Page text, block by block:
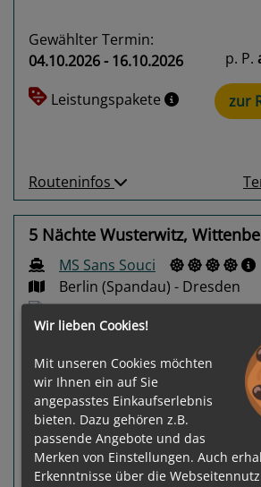
Gewählter Termin:
04.10.2026 - 16.10.2026
Leistungspakete
p. P.
zur
Routeninfos
5 Nächte Wusterwitz,
MS Sans Souci
Berlin (Spandau) - Dresden
Previous
Wir lieben Cookies!
Mit unseren Cookies möchten
wir Ihnen ein auf Sie
angepasstes Einkaufserlebnis
bieten. Dazu gehören z.B.
passende Angebote und das
Merken von Einstellungen. Auch
Erkenntnisse über die